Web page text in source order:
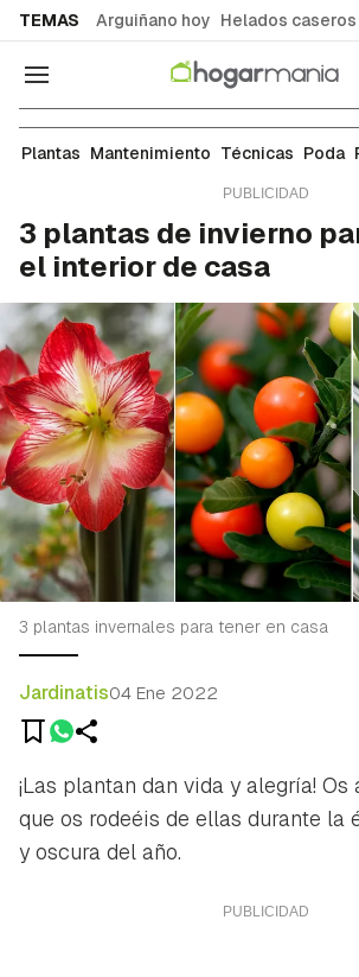
TEMAS Arguiñano hoy Helados caseros
Navegación
Mantenimiento
Plantas Mantenimiento Técnicas Poda
3 plantas de invierno
el interior de casa
3 plantas invernales para tener en casa
Jardinatis04 Ene 2022
¡Las plantan dan vida y alegría!
que os rodeéis de ellas durante la
y oscura del año.